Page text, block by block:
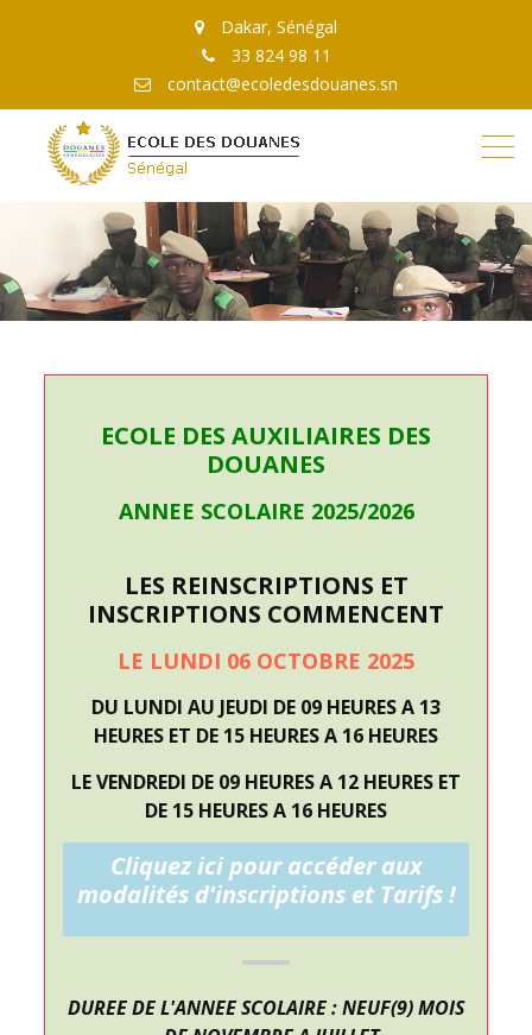
Dakar, Sénégal
33 824 98 11
contact@ecoledesdouanes.sn
ECOLE DES AUXILIAIRES DES
DOUANES
ANNEE SCOLAIRE 2025/2026
LES REINSCRIPTIONS ET
INSCRIPTIONS COMMENCENT
LE LUNDI 06 OCTOBRE 2025
DU LUNDI AU JEUDI DE 09 HEURES A 13
HEURES ET DE 15 HEURES A 16 HEURES
LE VENDREDI DE 09 HEURES A 12 HEURES ET
DE 15 HEURES A 16 HEURES
Cliquez ici pour accéder aux
modalités d'inscriptions et Tarifs !
DUREE DE L'ANNEE SCOLAIRE : NEUF(9) MOIS